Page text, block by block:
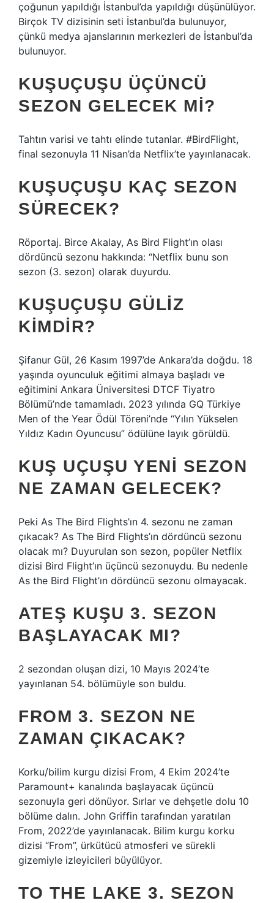
çoğunun yapıldığı İstanbul’da yapıldığı düşünülüyor.
Birçok TV dizisinin seti İstanbul’da bulunuyor,
çünkü medya ajanslarının merkezleri de İstanbul’da
bulunuyor.
KUŞUÇUŞU ÜÇÜNCÜ
SEZON GELECEK MI?
Tahtın varisi ve tahtı elinde tutanlar. #BirdFlight,
final sezonuyla 11 Nisan’da Netflix’te yayınlanacak.
KUŞUÇUŞU KAÇ SEZON
SÜRECEK?
Röportaj. Birce Akalay, As Bird Flight’ın olası
dördüncü sezonu hakkında: “Netflix bunu son
sezon (3. sezon) olarak duyurdu.
KUŞUÇUŞU GÜLIZ
KIMDIR?
Şifanur Gül, 26 Kasım 1997’de Ankara’da doğdu. 18
yaşında oyunculuk eğitimi almaya başladı ve
eğitimini Ankara Üniversitesi DTCF Tiyatro
Bölümü’nde tamamladı. 2023 yılında GQ Türkiye
Men of the Year Ödül Töreni’nde “Yılın Yükselen
Yıldız Kadın Oyuncusu” ödülüne layık görüldü.
KUŞ UÇUŞU YENI SEZON
NE ZAMAN GELECEK?
Peki As The Bird Flights’ın 4. sezonu ne zaman
çıkacak? As The Bird Flights’ın dördüncü sezonu
olacak mı? Duyurulan son sezon, popüler Netflix
dizisi Bird Flight’ın üçüncü sezonuydu. Bu nedenle
As the Bird Flight’ın dördüncü sezonu olmayacak.
ATEŞ KUŞU 3. SEZON
BAŞLAYACAK MI?
2 sezondan oluşan dizi, 10 Mayıs 2024’te
yayınlanan 54. bölümüyle son buldu.
FROM 3. SEZON NE
ZAMAN ÇIKACAK?
Korku/bilim kurgu dizisi From, 4 Ekim 2024’te
Paramount+ kanalında başlayacak üçüncü
sezonuyla geri dönüyor. Sırlar ve dehşetle dolu 10
bölüme dalın. John Griffin tarafından yaratılan
From, 2022’de yayınlanacak. Bilim kurgu korku
dizisi “From”, ürkütücü atmosferi ve sürekli
gizemiyle izleyicileri büyülüyor.
TO THE LAKE 3. SEZON